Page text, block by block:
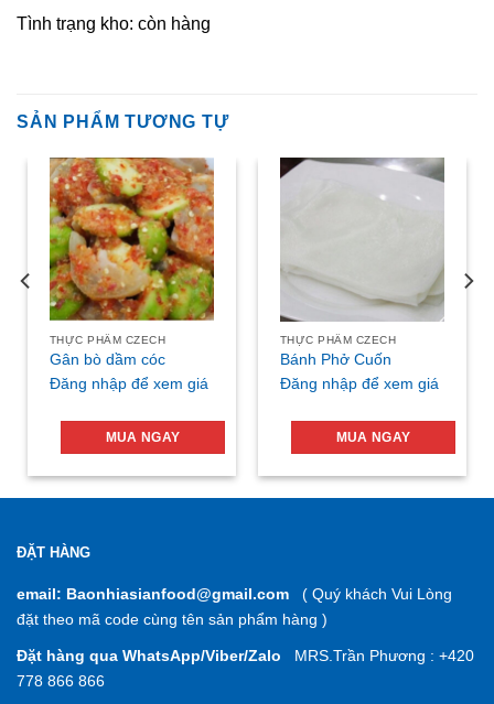
Tình trạng kho: còn hàng
SẢN PHẨM TƯƠNG TỰ
THỰC PHẨM CZECH
Gân bò dầm cóc
Đăng nhập để xem giá
MUA NGAY
THỰC PHẨM CZECH
Bánh Phở Cuốn
Đăng nhập để xem giá
MUA NGAY
ĐẶT HÀNG
email: Baonhiasianfood@gmail.com ( Quý khách Vui Lòng
đặt theo mã code cùng tên sản phẩm hàng )
Đặt hàng qua WhatsApp/Viber/Zalo MRS.Trần Phương : +420
778 866 866